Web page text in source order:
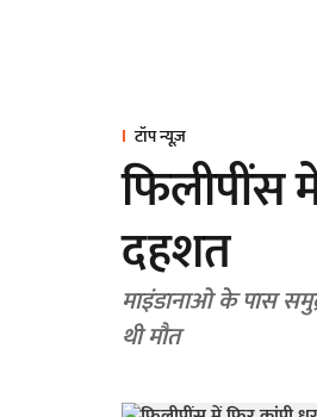
टॉप न्यूज़
फिलीपींस
दहशत
माइंडानाओ के पास
थी मौत